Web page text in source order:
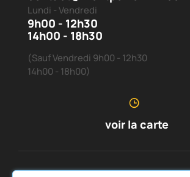
Lundi - Vendredi
9h00 - 12h30
14h00 - 18h30
(Sauf Vendredi 9h00 - 12h30
14h00 - 18h00)
voir la carte